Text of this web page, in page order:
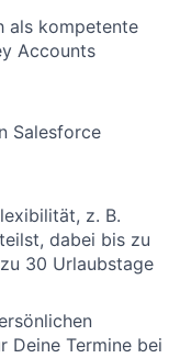
als kompetente
Accounts
Salesforce
z. B.
dabei bis zu
30 Urlaubstage
Deine Termine bei